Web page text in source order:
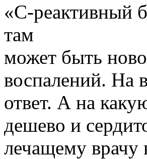
«С-реактивный
там
может быть
воспалений. На
ответ. А на
дешево и
лечащему врачу